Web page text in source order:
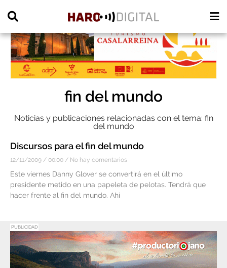
fin del mundo
Noticias y publicaciones relacionadas con el tema: fin
del mundo
Discursos para el fin del mundo
12/11/2009 00:00 No hay comentarios
Este viernes Danny Glover se convertirá en el último
presidente metido en una papeleta de pelotas. Tendrá que
hacer frente al fin del mundo. Ahí
PUBLICIDAD